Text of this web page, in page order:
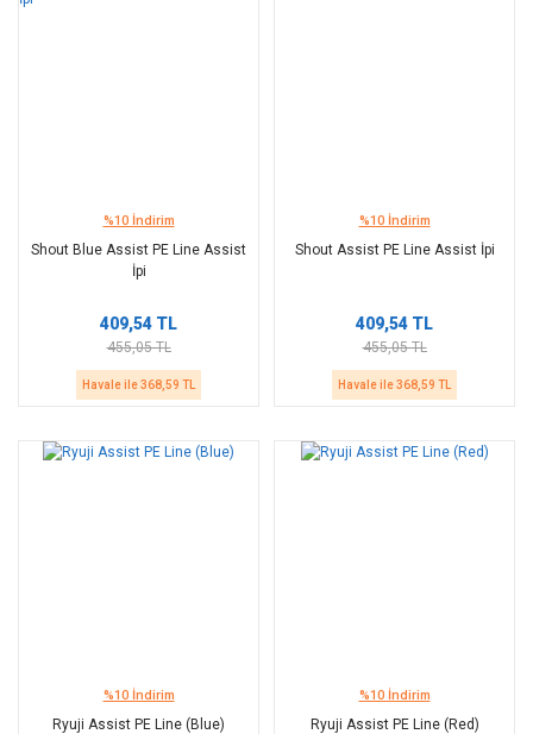
%10 İndirim
Shout Blue Assist PE Line Assist
İpi
409,54 TL
455,05 TL
Havale ile 368,59 TL
%10 İndirim
Shout Assist PE Line Assist İpi
409,54 TL
455,05 TL
Havale ile 368,59 TL
%10 İndirim
Ryuji Assist PE Line (Blue)
%10 İndirim
Ryuji Assist PE Line (Red)